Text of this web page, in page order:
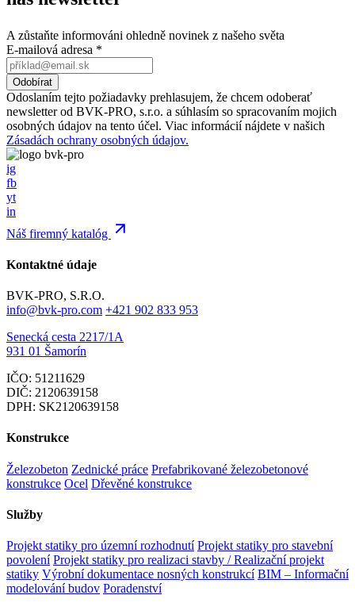
A zůstaňte informováni ohledně novinek z našeho světa
E-mailová adresa *
Odoslaním tejto požiadavky prehlasujem, že chcem odoberať
newsletter od BVK-PRO, s.r.o. a súhlasím so spracovaním mojich
osobných údajov na tento účel. Viac informácií nájdete v našich
Zásadách ochrany osobných údajov.
ig
fb
yt
in
Náš firemný katalóg
Kontaktné údaje
BVK-PRO, S.R.O.
info@bvk-pro.com +421 902 833 953
Senecká cesta 2217/1A
931 01 Šamorín
IČO: 51211629
DIČ: 2120639158
DPH: SK2120639158
Konstrukce
Železobeton Zednické práce Prefabrikované železobetonové
konstrukce Ocel Dřevěné konstrukce
Služby
Projekt statiky pro územní rozhodnutí Projekt statiky pro stavební
povolení Projekt statiky pro realizaci stavby / Realizační projekt
statiky Výrobní dokumentace nosných konstrukcí BIM – Informační
modelování budov Poradenství